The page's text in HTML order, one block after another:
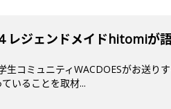
レジェンドメイドhitomiが
生コミュニティWACDOESがお送
いることを取材...